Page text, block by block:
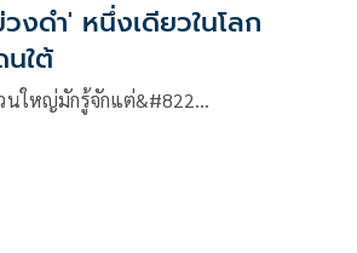
งดำ' หนึ่งเดียวในโลก
ใต้
นใหญ่มักรู้จักแต่&#822…